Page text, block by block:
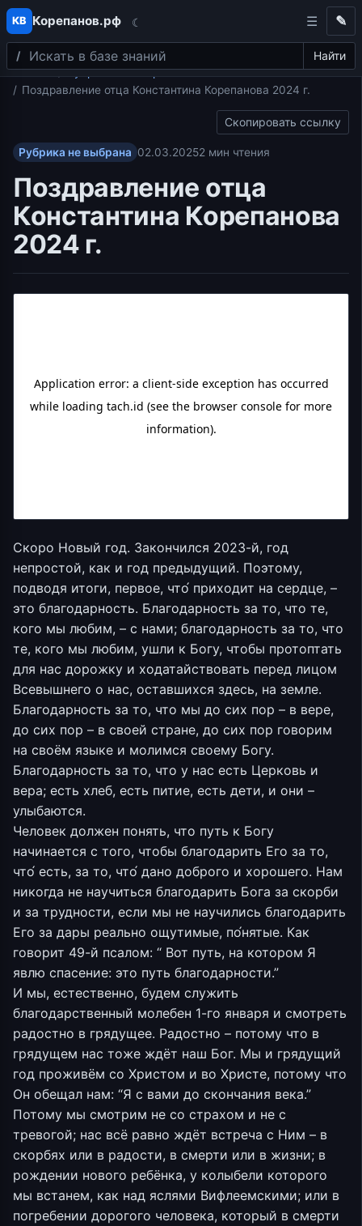
Перейти к содержимому
КВ Корепанов.рф ☾
Поиск Найти
✎
Главная
Рубрика не выбрана
Поздравление отца Константина Корепанова 2024 г.
Скопировать ссылку
Рубрика не выбрана 02.03.20252 мин чтения
Поздравление отца
Константина Корепанова
2024 г.
Скоро Новый год. Закончился 2023-й, год
непростой, как и год предыдущий. Поэтому,
подводя итоги, первое, что́ приходит на сердце, –
это благодарность. Благодарность за то, что те,
кого мы любим, – с нами; благодарность за то, что
те, кого мы любим, ушли к Богу, чтобы протоптать
для нас дорожку и ходатайствовать перед лицом
Всевышнего о нас, оставшихся здесь, на земле.
Благодарность за то, что мы до сих пор – в вере,
до сих пор – в своей стране, до сих пор говорим
на своём языке и молимся своему Богу.
Благодарность за то, что у нас есть Церковь и
вера; есть хлеб, есть питие, есть дети, и они –
улыбаются.
Человек должен понять, что путь к Богу
начинается с того, чтобы благодарить Его за то,
что́ есть, за то, что́ дано доброго и хорошего. Нам
никогда не научиться благодарить Бога за скорби
и за трудности, если мы не научились благодарить
Его за дары реально ощутимые, по́нятые. Как
говорит 49-й псалом: “ Вот путь, на котором Я
явлю спасение: это путь благодарности.”
И мы, естественно, будем служить
благодарственный молебен 1-го января и смотреть
радостно в грядущее. Радостно – потому что в
грядущем нас тоже ждёт наш Бог. Мы и грядущий
год проживём со Христом и во Христе, потому что
Он обещал нам: “Я с вами до скончания века.”
Потому мы смотрим не со страхом и не с
тревогой; нас всё равно ждёт встреча с Ним – в
скорбях или в радости, в смерти или в жизни; в
рождении нового ребёнка, у колыбели которого
мы встанем, как над яслями Вифлеемскими; или в
погребении дорогого человека, который в смерти